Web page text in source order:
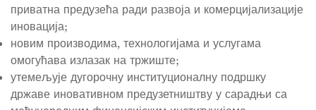
приватна предузећа ради развоја и комерцијализације
иновација;
новим производима, технологијама и услугама
омогућава излазак на тржиште;
утемељује дугорочну институционалну подршку
државе иновативном предузетништву у сарадњи са